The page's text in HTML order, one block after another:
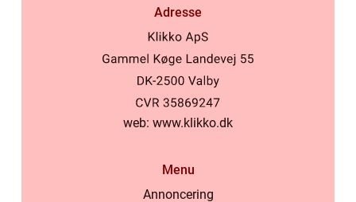
Adresse
web: www.klikko.dk
Menu
Annoncering